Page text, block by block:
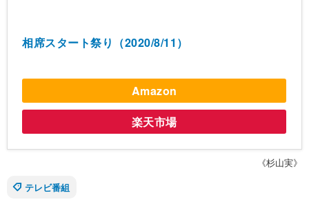
相席スタート祭り（2020/8/11）
Amazon
楽天市場
《杉山実》
テレビ番組